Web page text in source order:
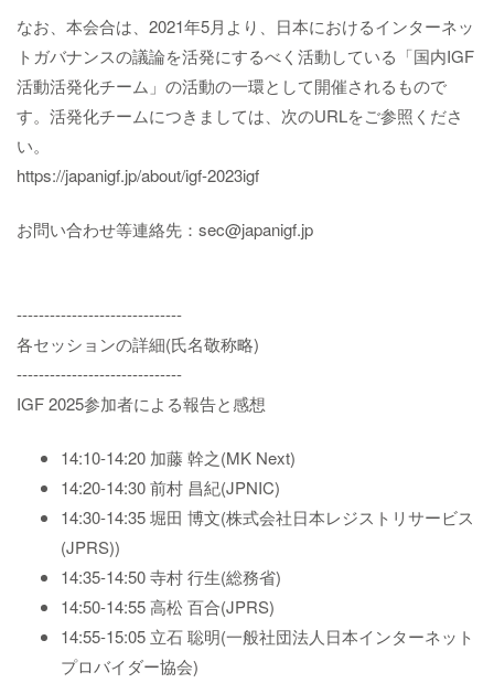
なお、本会合は、2021年5月より、日本におけるインターネッ
トガバナンスの議論を活発にするべく活動している「国内IGF
活動活発化チーム」の活動の一環として開催されるもので
す。活発化チームにつきましては、次のURLをご参照くださ
い。
https://japanigf.jp/about/igf-2023igf
お問い合わせ等連絡先：sec@japanigf.jp
------------------------------
各セッションの詳細(氏名敬称略)
------------------------------
IGF 2025参加者による報告と感想
14:10-14:20 加藤 幹之(MK Next)
14:20-14:30 前村 昌紀(JPNIC)
14:30-14:35 堀田 博文(株式会社日本レジストリサービス
(JPRS))
14:35-14:50 寺村 行生(総務省)
14:50-14:55 高松 百合(JPRS)
14:55-15:05 立石 聡明(一般社団法人日本インターネット
プロバイダー協会)